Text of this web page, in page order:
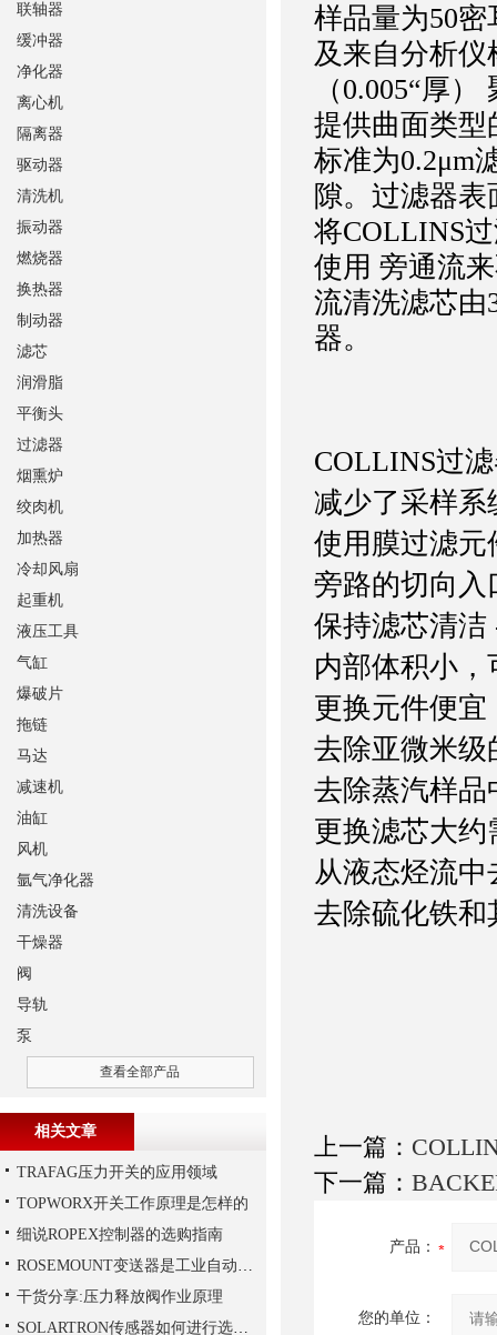
样品量为50
及来自分析
（0.005“厚
提供曲面类型
标准为0.2μm
隙。过滤器
将COLLINS
使用 旁通流
流清洗滤芯由
器。
COLLINS过
减少了采样系
使用膜过滤元
旁路的切向入
保持滤芯清洁
内部体积小
更换元件便宜
去除亚微米级
去除蒸汽样品
更换滤芯大约
从液态烃流
去除硫化铁和
上一篇：
下一篇：
产品：
您的单位：
联轴器
缓冲器
净化器
离心机
隔离器
驱动器
清洗机
振动器
燃烧器
换热器
制动器
滤芯
润滑脂
平衡头
过滤器
烟熏炉
绞肉机
加热器
冷却风扇
起重机
液压工具
气缸
爆破片
拖链
马达
减速机
油缸
风机
氩气净化器
清洗设备
干燥器
阀
导轨
泵
查看全部产品
相关文章
TRAFAG压力开关的应用领域
TOPWORX开关工作原理是怎样的
细说ROPEX控制器的选购指南
ROSEMOUNT变送器是工业自动化领域中的重要组成部分
干货分享:压力释放阀作业原理
SOLARTRON传感器如何进行选择？